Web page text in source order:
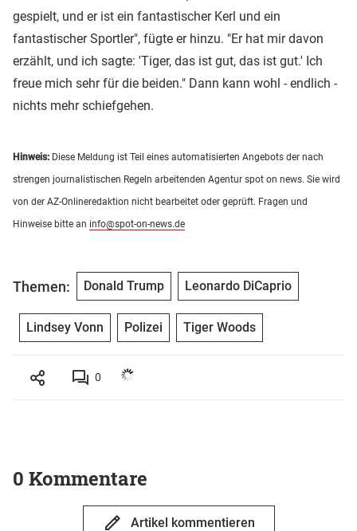
gespielt, und er ist ein fantastischer Kerl und ein
fantastischer Sportler", fügte er hinzu. "Er hat mir davon
erzählt, und ich sagte: 'Tiger, das ist gut, das ist gut.' Ich
freue mich sehr für die beiden." Dann kann wohl - endlich -
nichts mehr schiefgehen.
Hinweis: Diese Meldung ist Teil eines automatisierten Angebots der nach
strengen journalistischen Regeln arbeitenden Agentur spot on news. Sie wird
von der AZ-Onlineredaktion nicht bearbeitet oder geprüft. Fragen und
Hinweise bitte an info@spot-on-news.de
Themen: Donald Trump Leonardo DiCaprio
Lindsey Vonn Polizei Tiger Woods
0
0 Kommentare
Artikel kommentieren